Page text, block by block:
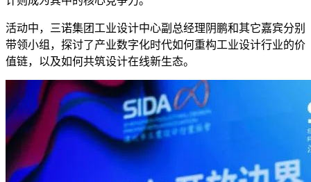
活动中，三诺集团工业设计中心副总经理阴鹏和其它嘉宾分别
带领小组，探讨了产业数字化时代如何重构工业设计行业的价
值链，以及如何共筑设计在线新生态。